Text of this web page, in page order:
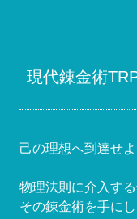
現代錬金術
己の理想へ到達せよ
物理法則に介入す
その錬金術を手に